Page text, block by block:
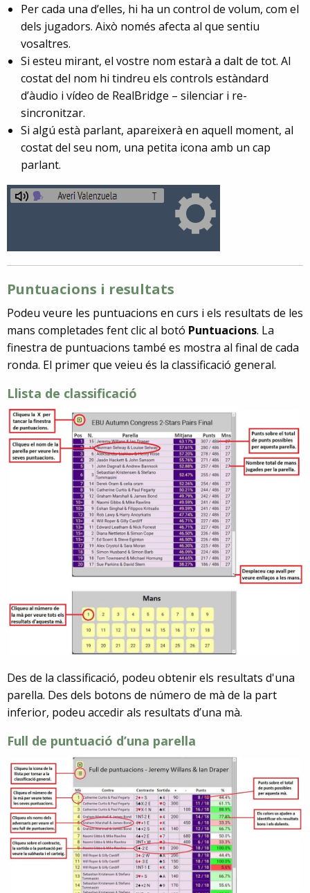
Per cada una d’elles, hi ha un control de volum, com el
dels jugadors. Això només afecta al que sentiu
vosaltres.
Si esteu mirant, el vostre nom estarà a dalt de tot. Al
costat del nom hi tindreu els controls estàndard
d’àudio i vídeo de RealBridge – silenciar i re-
sincronitzar.
Si algú està parlant, apareixerà en aquell moment, al
costat del seu nom, una petita icona amb un cap
parlant.
Puntuacions i resultats
Podeu veure les puntuacions en curs i els resultats de les
mans completades fent clic al botó Puntuacions. La
finestra de puntuacions també es mostra al final de cada
ronda. El primer que veieu és la classificació general.
Llista de classificació
Des de la classificació, podeu obtenir els resultats d'una
parella. Des dels botons de número de mà de la part
inferior, podeu accedir als resultats d’una mà.
Full de puntuació d’una parella